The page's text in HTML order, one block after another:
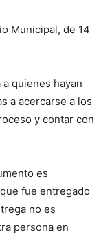
Municipal, de 14
quienes hayan
a acercarse a los
y contar con
es
fue entregado
no es
persona en